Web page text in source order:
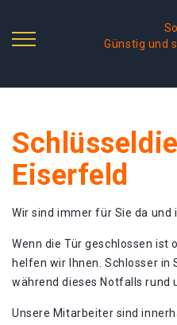
Günstig und
Eiserfeld
Wir sind immer für Sie da und
Wenn die Tür geschlossen ist
helfen wir Ihnen. Schlosser
während dieses Notfalls rund
Unsere Mitarbeiter sind